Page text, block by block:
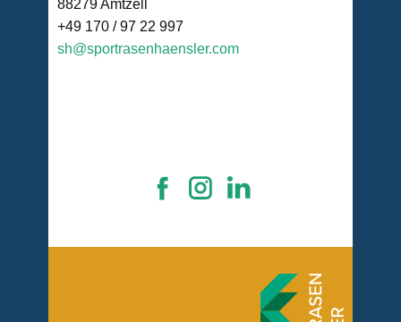
88279 Amtzell
+49 170 / 97 22 997
sh@sportrasenhaensler.com